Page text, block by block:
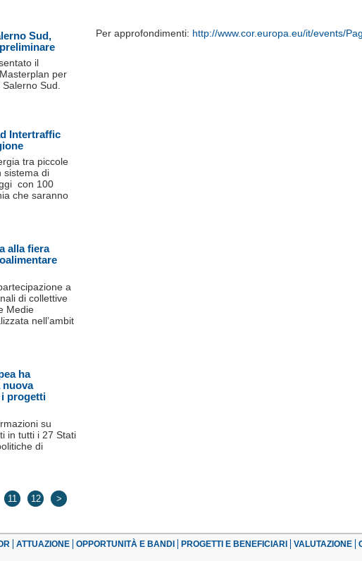
Per approfondimenti: http://www.cor.europa.eu/it/events/
Sud,
il
per
Sud.
Intertraffic
tra piccole
sistema di
con 100
che saranno
alla fiera
a
di collettive
Medie
nell’ambit
ha
nuova
progetti
su
in tutti i 27 Stati
di
11 12 >
ATTUAZIONE OPPORTUNITÀ E BANDI PROGETTI E BENEFICIARI VALUTAZIONE